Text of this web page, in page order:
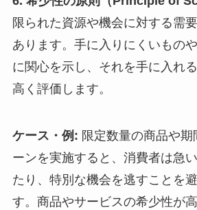
限られた資源や機会に対する需
あります。手に入りにくいもの
に関心を示し、それを手に入れ
高く評価します。
ケース・例: 限定数量の商品や
ーンを実施すると、消費者は急
たり、特別な機会を逃すことを
す。商品やサービスの希少性が